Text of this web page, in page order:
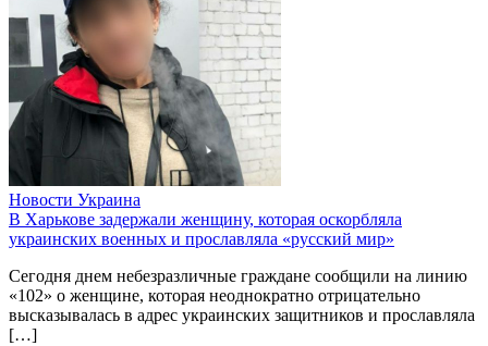
Новости Украина
В Харькове задержали женщину, которая оскорбляла
украинских военных и прославляла «русский мир»
Сегодня днем ​​небезразличные граждане сообщили на линию
«102» о женщине, которая неоднократно отрицательно
высказывалась в адрес украинских защитников и прославляла
[…]